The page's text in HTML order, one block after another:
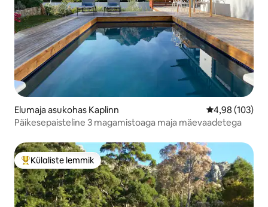
Elumaja asukohas Kaplinn Keskmine
4,98 (103)
Päikesepaisteline 3 magamistoaga maja mäevaadetega
Külaliste suur lemmik
Külaliste lemmik